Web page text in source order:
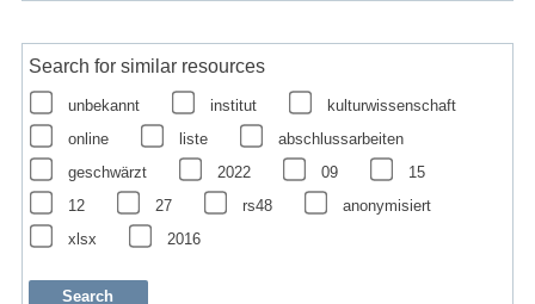
Search for similar resources
unbekannt institut
kulturwissenschaft
online
liste
abschlussarbeiten
geschwärzt
2022 09
15
12
27 rs48
anonymisiert
xlsx
2016